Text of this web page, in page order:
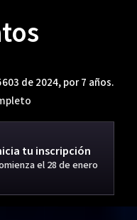
de 2024, por 7 años.
tu inscripción
el 28 de enero